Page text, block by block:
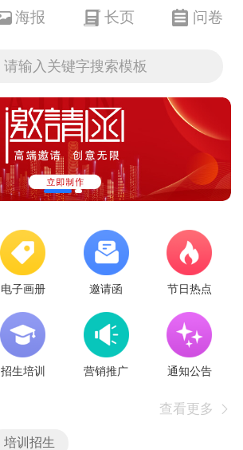
海报 长页 问卷
请输入关键字搜索模板
电子画册 邀请函 节日热点
招生培训 营销推广 通知公告
查看更多 
培训招生